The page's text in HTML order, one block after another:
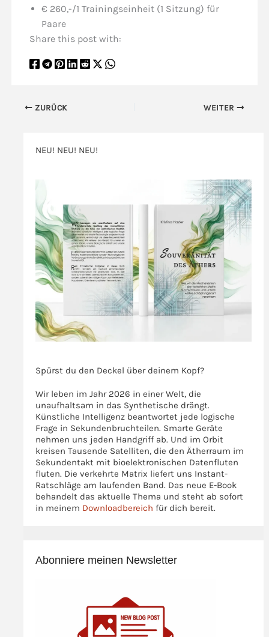
€ 260,-/1 Trainingseinheit (1 Sitzung) für
Paare
Share this post with:
ZURÜCK WEITER
NEU! NEU! NEU!
Spürst du den Deckel über deinem Kopf?
Wir leben im Jahr 2026 in einer Welt, die
unaufhaltsam in das Synthetische drängt.
Künstliche Intelligenz beantwortet jede logische
Frage in Sekundenbruchteilen. Smarte Geräte
nehmen uns jeden Handgriff ab. Und im Orbit
kreisen Tausende Satelliten, die den Ätherraum im
Sekundentakt mit bioelektronischen Datenfluten
fluten. Die verkehrte Matrix liefert uns Instant-
Ratschläge am laufenden Band. Das neue E-Book
behandelt das aktuelle Thema und steht ab sofort
in meinem Downloadbereich für dich bereit.
Abonniere meinen Newsletter